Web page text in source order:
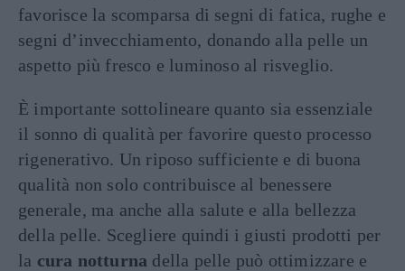
favorisce la scomparsa di segni di fatica, rughe e
segni d’invecchiamento, donando alla pelle un
aspetto più fresco e luminoso al risveglio.
È importante sottolineare quanto sia essenziale
il sonno di qualità per favorire questo processo
rigenerativo. Un riposo sufficiente e di buona
qualità non solo contribuisce al benessere
generale, ma anche alla salute e alla bellezza
della pelle. Scegliere quindi i giusti prodotti per
la cura notturna della pelle può ottimizzare e